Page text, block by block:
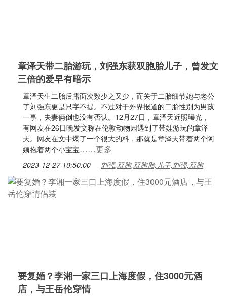
章泽天带二胎游玩，刘强东获双胞胎儿子，曾发文
三倍的爱早有暗示
章泽天生二胎后露面次数少之又少，而关于二胎细节她与老公
了刘强东更是只字不提。不过对于外界报道的二胎性别为男孩
一事，夫妻俩倒也没有否认。12月27日，章泽天近照曝光，
有网友在26日晚发文称在伦敦动物园遇到了带娃游玩的章泽
天。网友在文中爆了一个很大的料，那就是章泽天带着两个阿
姨抱着两个小宝宝……更多
2023-12-27 10:50:00 刘强,双胞,双胞胎,儿子,刘强,双胞
要复婚？李湘一家三口上海度假，住3000元酒
店，与王岳伦穿情